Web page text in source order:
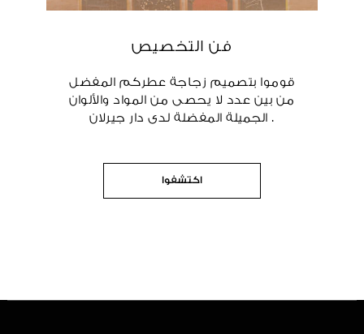
فن التخصيص
قوموا بتصميم زجاجة عطركم المفضل
من بين عدد لا يحصى من المواد والألوان
الجميلة المفضلة لدى دار جيرلان .
اكتشفوا